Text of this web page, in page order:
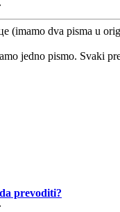
dva pisma u
jedno pismo. Svaki
prevoditi?